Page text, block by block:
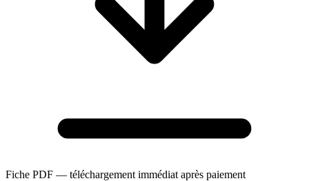
Fiche PDF — téléchargement immédiat après paiement